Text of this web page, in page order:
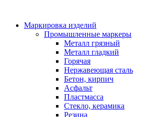
Маркировка изделий
Промышленные маркеры
Металл грязный
Металл гладкий
Горячая
Нержавеющая сталь
Бетон, кирпич
Асфальт
Пластмасса
Стекло, керамика
Резина